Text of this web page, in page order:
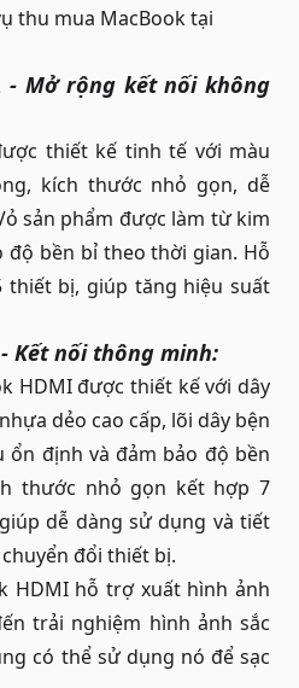
thu mua MacBooktại
- Mở rộng kết nối không
thiết kế tinh tế với màu
kích thước nhỏ gọn, dễ
sản phẩm được làm từ kim
độ bền bỉ theo thời gian. Hỗ
bị, giúp tăng hiệu suất
Kết nối thông minh:
HDMI được thiết kế với dây
dẻo cao cấp, lõi dây bện
ổn định và đảm bảo độ bền
thước nhỏ gọn kết hợp 7
dễ dàng sử dụng và tiết
đổi thiết bị.
HDMI hỗ trợ xuất hình ảnh
trải nghiệm hình ảnh sắc
có thể sử dụng nó để sạc